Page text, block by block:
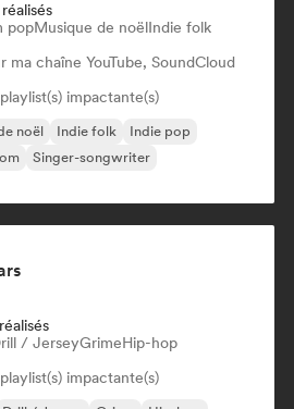
popMusique de noëlIndie folk
ma chaîne YouTube, SoundCloud
impactante(s)
noël Indie folk
Indie pop
Singer-songwriter
/ JerseyGrimeHip-hop
impactante(s)